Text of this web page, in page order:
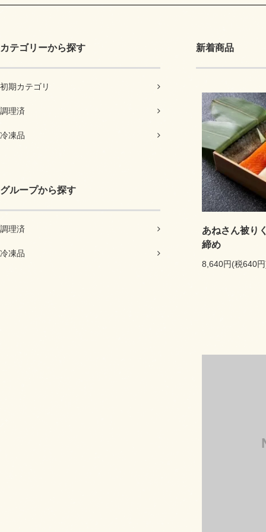
カテゴリーから探す
初期カテゴリ
調理済
冷凍品
グループから探す
調理済
冷凍品
新着商品
あねさん被り
締め
8,640円(税640